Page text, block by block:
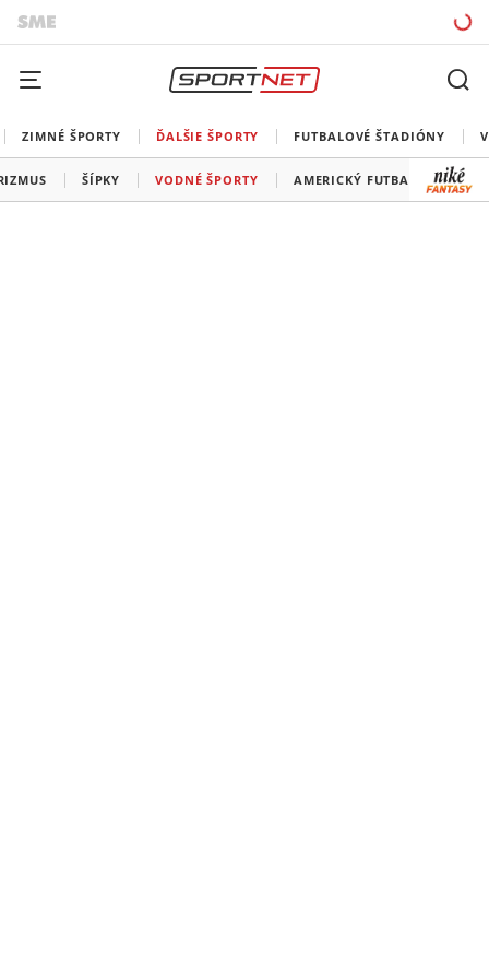
ZIMNÉ ŠPORTY ĎALŠIE ŠPORTY FUTBALOVÉ ŠTADIÓNY
ŠÍPKY VODNÉ ŠPORTY AMERICKÝ FUTBAL